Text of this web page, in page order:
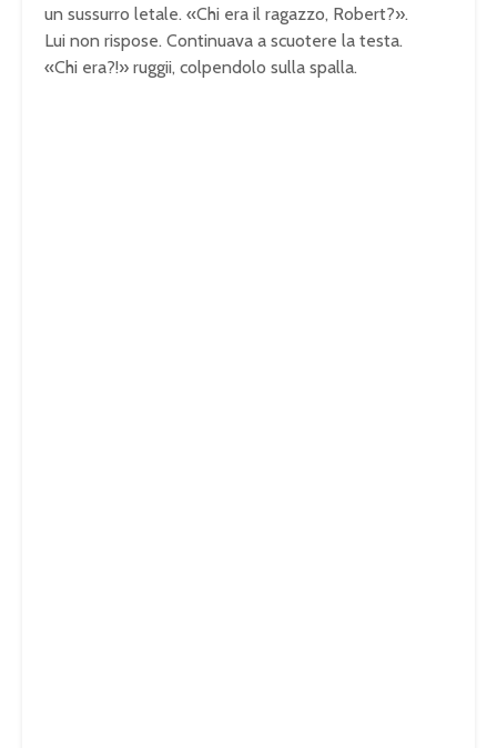
un sussurro letale. «Chi era il ragazzo, Robert?».
Lui non rispose. Continuava a scuotere la testa.
«Chi era?!» ruggii, colpendolo sulla spalla.